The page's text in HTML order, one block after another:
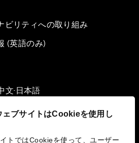
ェブサイトはCookieを使用し
トではCookieを使って、ユーザー
ビリティへの取り組み
(英語のみ)
文▪ 日本語